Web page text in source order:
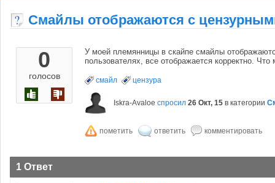
Смайлы отображаются с
0
голосов
У моей племянницы в скайпе смайлы
пользователях, все отображается корректно.
смайл цензура
Iskra-Avaloe спросил 26 Окт, 15 в категории
1 Ответ